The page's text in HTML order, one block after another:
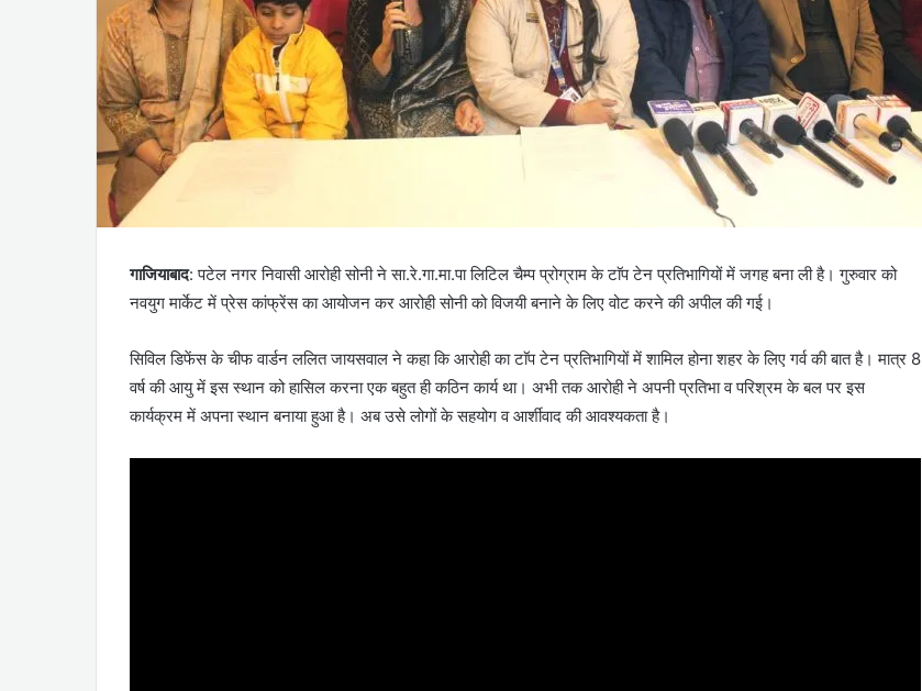
गाजियाबाद: पटेल नगर निवासी आरोही सोनी ने सा.रे.गा.मा.पा लिटिल चैम्प प्रोग्राम के टाॅप टेन प्रतिभागियों में जगह बना ली है। गुरुवार को
नवयुग मार्केट में प्रेस कांफ्रेंस का आयोजन कर आरोही सोनी को विजयी बनाने के लिए वोट करने की अपील की गई।
सिविल डिफेंस के चीफ वार्डन ललित जायसवाल ने कहा कि आरोही का टाॅप टेन प्रतिभागियों में शामिल होना शहर के लिए गर्व की बात है। मात्र 8
वर्ष की आयु में इस स्थान को हासिल करना एक बहुत ही कठिन कार्य था। अभी तक आरोही ने अपनी प्रतिभा व परिश्रम के बल पर इस
कार्यक्रम में अपना स्थान बनाया हुआ है। अब उसे लोगों के सहयोग व आर्शीवाद की आवश्यकता है।